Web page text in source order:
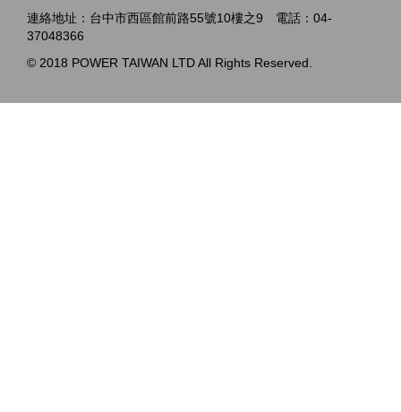
連絡地址：台中市西區館前路55號10樓之9 電話：04-
37048366
© 2018 POWER TAIWAN LTD All Rights Reserved.